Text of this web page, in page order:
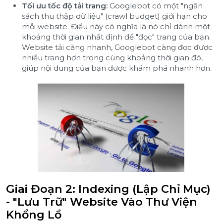
Tối ưu tốc độ tải trang: Googlebot có một "ngân
sách thu thập dữ liệu" (crawl budget) giới hạn cho
mỗi website. Điều này có nghĩa là nó chỉ dành một
khoảng thời gian nhất định để "đọc" trang của bạn.
Website tải càng nhanh, Googlebot càng đọc được
nhiều trang hơn trong cùng khoảng thời gian đó,
giúp nội dung của bạn được khám phá nhanh hơn.
Giai Đoạn 2: Indexing (Lập Chỉ Mục)
- "Lưu Trữ" Website Vào Thư Viện
Khổng Lồ